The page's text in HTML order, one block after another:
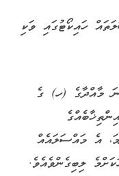
ހައިކޯޓުގައި ވަކި
ގާނޫނުއަސާސީގެ 172 ވަނަ މާއްދާގެ (ހ) ގެ
އެ މައްސަލައެއް
ލިބިގެންވެއެވެ.